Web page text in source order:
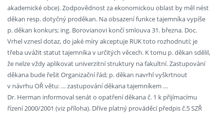
akademické obce). Zodpovědnost za ekonomickou oblast by měl nést
děkan resp. dotyčný proděkan. Na obsazení funkce tajemníka vypíše
p. děkan konkurs; ing. Borovianovi končí smlouva 31. března. Doc.
Vrhel vznesl dotaz, do jaké míry akceptuje RUK toto rozhodnutí; je
třeba uvážit statut tajemníka v určitých věcech. K tomu p. děkan sdělil,
že nelze vždy aplikovat univerzitní struktury na fakultní. Zastupování
děkana bude řešit Organizační řád; p. děkan navrhl vyškrtnout
v návrhu OŘ větu: … zastupování děkana tajemníkem …
Dr. Herman informoval senát o opatření děkana č. 1 k přijímacímu
řízení 2000/2001 (viz příloha). Dříve platný prováděcí předpis č.5 SZŘ